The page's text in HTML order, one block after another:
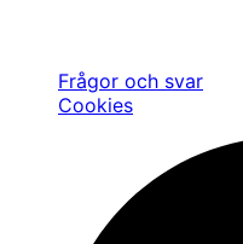
Frågor och svar
Cookies